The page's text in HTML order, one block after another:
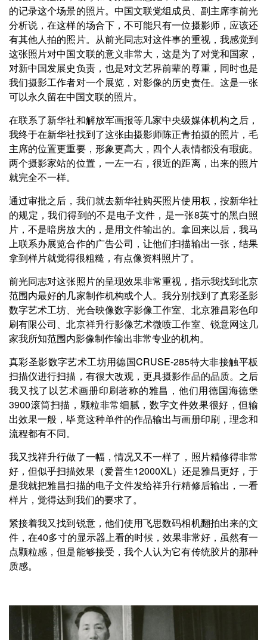
的记录这个场景的照片。中国文联党组成员、副主席李前光
分析说，在这样的场合下，不可能只有一位摄影师，应该还
有其他人拍的照片。从前光同志对这件事的重视，我感觉到
这张照片对中国文联的意义非常大，这是为了对党和国家，
对新中国发展史负责，也是对文艺界前辈的尊重，同时也是
我们摄影工作者对一个展览，对影像的历史责任。这是一张
可以永久留在中国文联的照片。
在联系了新华社和解放军画报等几家中央级媒体机构之后，
我终于在新华社找到了这张由摄影师陈正青拍摄的照片，毛
主席的位置更重要，形象更高大，四个人表情都没有瑕疵。
两个摄影家站的位置，一左一右，很近的距离，出来的照片
就完全不一样。
通过审批之后，我们就去新华社购买照片使用权，按新华社
的规定，我们得到的不是电子文件，是一张8英寸的黑白照
片，不是暗房放大的，是用文件输出的。拿回来以后，我马
上联系办展览合作的广告公司，让他们扫描输出一张，结果
拿到样片就觉得很粗糙，有点像资料照片了。
前光同志对这张照片的呈现效果非常重视，指示我找到北京
范围内最好的几家制作机构或个人。我分别找到了真彩圣影
数字艺术工坊、光合映像数字影像工作室、北京雅昌彩色印
刷有限公司、北京祥升行影像艺术微喷工作室、锐意网这几
家我所知范围内影像制作输出非常专业的机构。
真彩圣影数字艺术工坊用德国CRUSE-285特大非接触平板
扫描仪进行扫描，有很大改观，更具摄影作品的品质。之后
我又找了以艺术画册印刷著称的雅昌，他们用德国海德堡
3900滚筒扫描，颗粒非常细腻，数字文件效果很好，但输
出效果一般，毕竟这种单件的作品输出与画册印刷，理念和
流程都有不同。
我又找祥升行做了一幅，情况又不一样了，照片精修得非常
好，但似乎扫描效果（爱普生12000XL）还是雅昌更好，于
是我就把雅昌扫描的电子文件发给祥升行精修后输出，一看
样片，觉得达到我们的要求了。
紧接着我又找到锐意，他们使用飞思数码相机翻拍出来的文
件，在40多寸的显示器上看的时候，效果非常好，虽然有一
点颗粒感，但是能够接受，我个人认为它有传统胶片的那种
质感。